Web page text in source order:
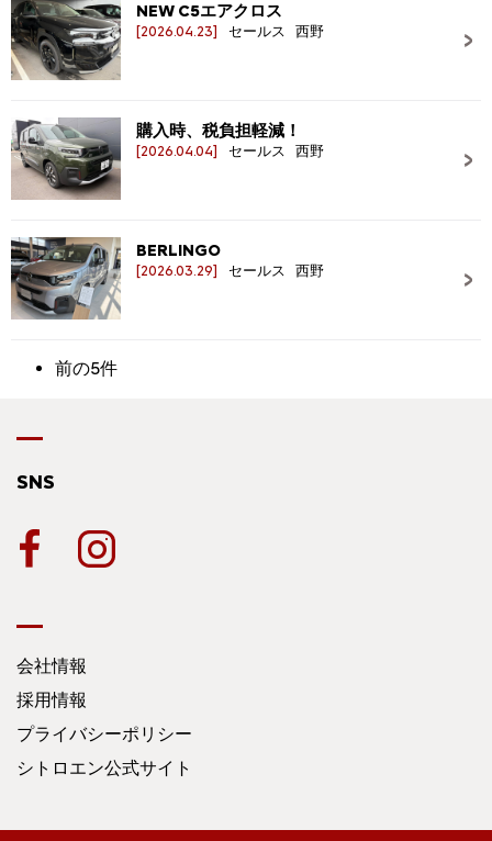
NEW C5エアクロス
[2026.04.23] セールス 西野
購入時、税負担軽減！
[2026.04.04] セールス 西野
BERLINGO
[2026.03.29] セールス 西野
前の5件
SNS
会社情報
採用情報
プライバシーポリシー
シトロエン公式サイト